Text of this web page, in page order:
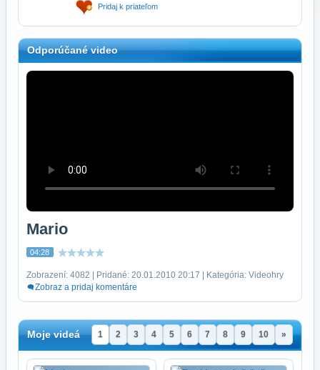
Pridaj k priateľom
Odporúčané video
Mario
04:28
Zobrazení: 4082 | Pridané: 20.01.2010 20:17 | Kategória: Videohry
Zobraz a pridaj komentáre
Moje videá 1 2 3 4 5 6 7 8 9 10 »